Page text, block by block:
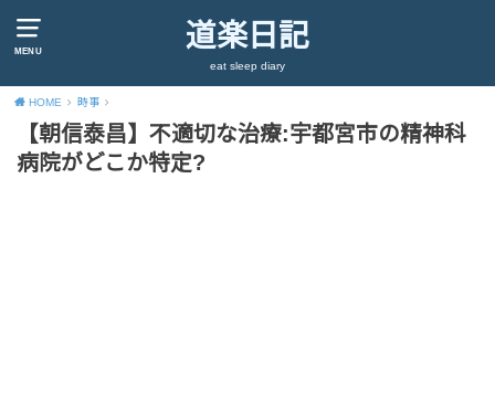
MENU 道楽日記
eat sleep diary
HOME 時事
【朝信泰昌】不適切な治療:宇都宮市の精神科
病院がどこか特定?